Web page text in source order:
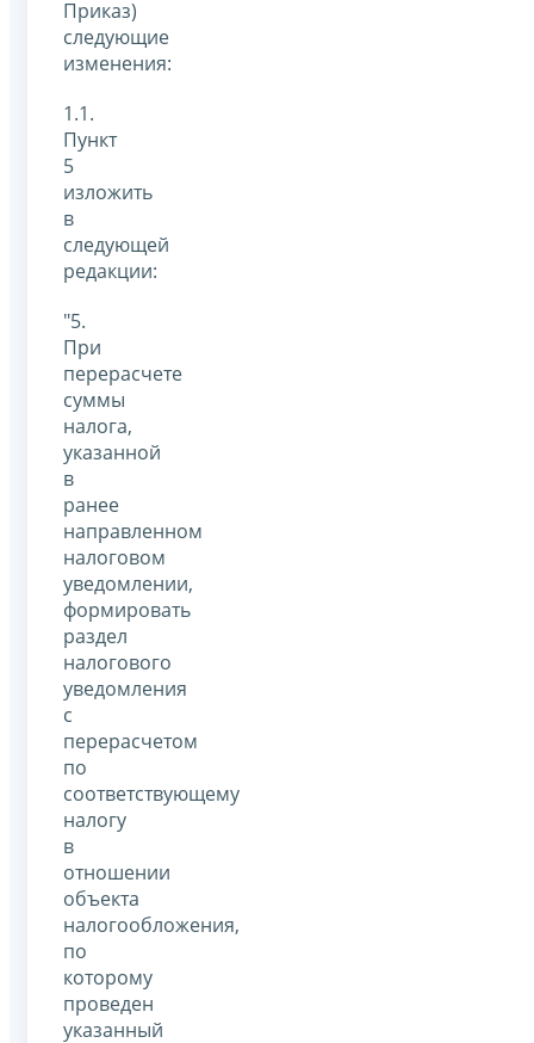
Приказ)
следующие
изменения:
1.1.
Пункт
5
изложить
в
следующей
редакции:
"5.
При
перерасчете
суммы
налога,
указанной
в
ранее
направленном
налоговом
уведомлении,
формировать
раздел
налогового
уведомления
с
перерасчетом
по
соответствующему
налогу
в
отношении
объекта
налогообложения,
по
которому
проведен
указанный